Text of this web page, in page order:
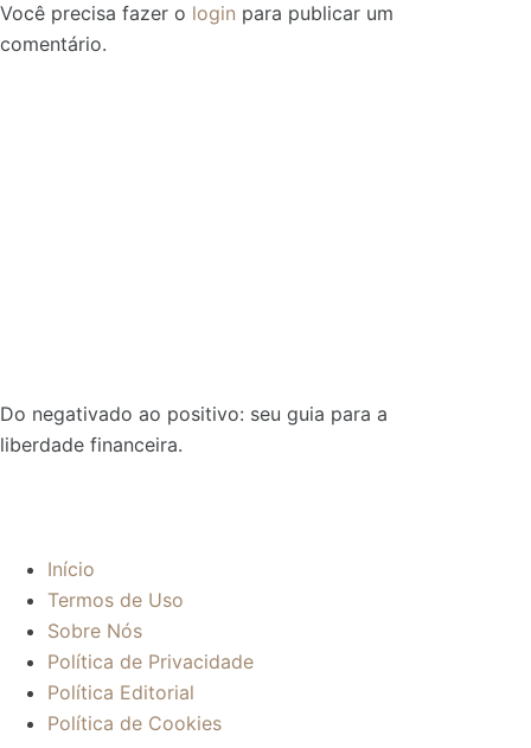
Você precisa fazer o login para publicar um
comentário.
Do negativado ao positivo: seu guia para a
liberdade financeira.
Início
Termos de Uso
Sobre Nós
Política de Privacidade
Política Editorial
Política de Cookies